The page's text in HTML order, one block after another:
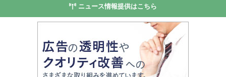
ニュース情報提供はこちら